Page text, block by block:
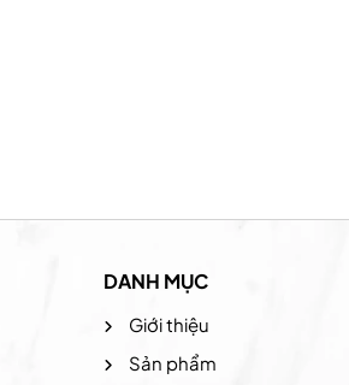
DANH MỤC
Giới thiệu
Sản phẩm